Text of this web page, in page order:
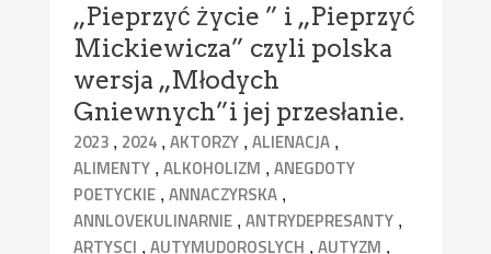
„Pieprzyć życie ” i „Pieprzyć
Mickiewicza” czyli polska
wersja „Młodych
Gniewnych”i jej przesłanie.
2023 , 2024 ,AKTORZY ,ALIENACJA ,
ALIMENTY ,ALKOHOLIZM ,ANEGDOTY
POETYCKIE ,ANNACZYRSKA ,
ANNLOVEKULINARNIE ,ANTRYDEPRESANTY ,
ARTYSCI ,AUTYMUDOROSLYCH ,AUTYZM ,